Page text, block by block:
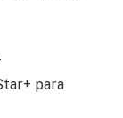
para